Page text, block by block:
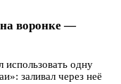
воронке —
одну
заливал через неё